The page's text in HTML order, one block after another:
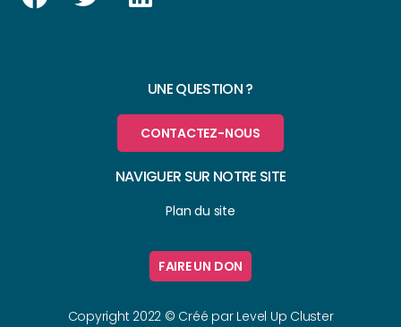
UNE QUESTION ?
CONTACTEZ-NOUS
NAVIGUER SUR NOTRE SITE
Plan du site
FAIRE UN DON
Copyright 2022 © Créé par Level Up Cluster